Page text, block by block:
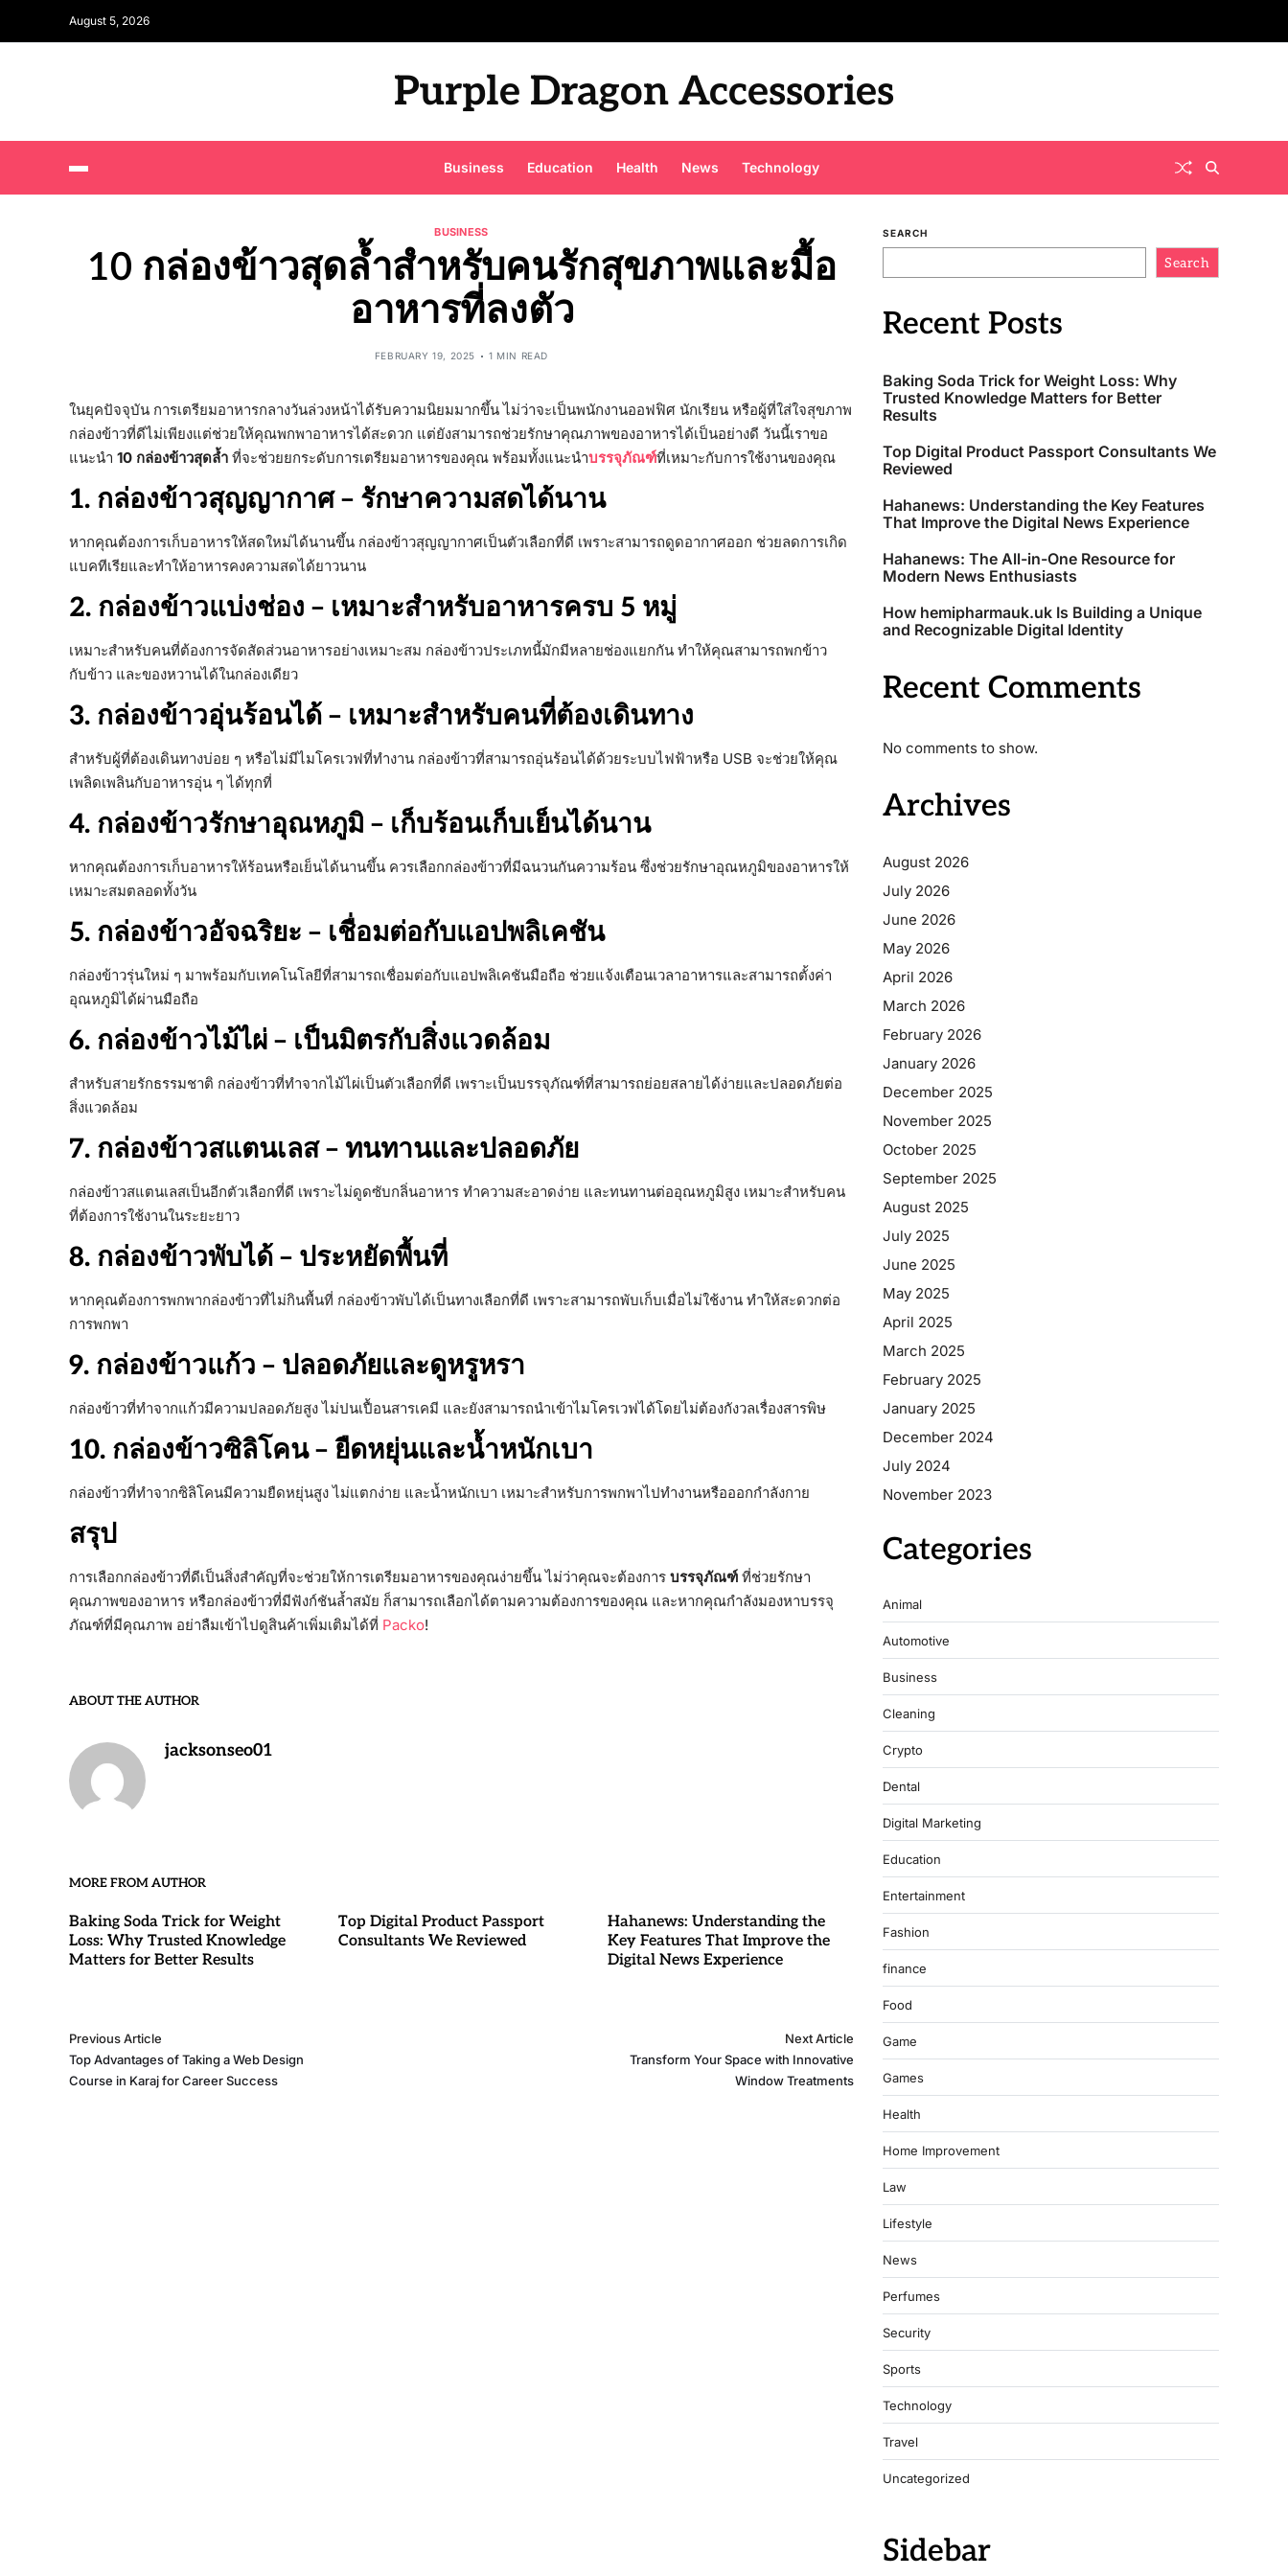
August 5, 2026
Purple Dragon Accessories
Business Education Health News Technology
BUSINESS
10 กล่องข้าวสุดล้ำสำหรับคนรักสุขภาพและมื้อ
อาหารที่ลงตัว
FEBRUARY 19, 2025 1 MIN READ
ในยุคปัจจุบัน การเตรียมอาหารกลางวันล่วงหน้าได้รับความนิยมมากขึ้น ไม่ว่าจะเป็นพนักงานออฟฟิศ นักเรียน หรือผู้ที่ใส่ใจสุขภาพ
กล่องข้าวที่ดีไม่เพียงแต่ช่วยให้คุณพกพาอาหารได้สะดวก แต่ยังสามารถช่วยรักษาคุณภาพของอาหารได้เป็นอย่างดี วันนี้เราขอ
แนะนำ 10 กล่องข้าวสุดล้ำ ที่จะช่วยยกระดับการเตรียมอาหารของคุณ พร้อมทั้งแนะนำบรรจุภัณฑ์ที่เหมาะกับการใช้งานของคุณ
1. กล่องข้าวสุญญากาศ – รักษาความสดได้นาน
หากคุณต้องการเก็บอาหารให้สดใหม่ได้นานขึ้น กล่องข้าวสุญญากาศเป็นตัวเลือกที่ดี เพราะสามารถดูดอากาศออก ช่วยลดการเกิด
แบคทีเรียและทำให้อาหารคงความสดได้ยาวนาน
2. กล่องข้าวแบ่งช่อง – เหมาะสำหรับอาหารครบ 5 หมู่
เหมาะสำหรับคนที่ต้องการจัดสัดส่วนอาหารอย่างเหมาะสม กล่องข้าวประเภทนี้มักมีหลายช่องแยกกัน ทำให้คุณสามารถพกข้าว
กับข้าว และของหวานได้ในกล่องเดียว
3. กล่องข้าวอุ่นร้อนได้ – เหมาะสำหรับคนที่ต้องเดินทาง
สำหรับผู้ที่ต้องเดินทางบ่อย ๆ หรือไม่มีไมโครเวฟที่ทำงาน กล่องข้าวที่สามารถอุ่นร้อนได้ด้วยระบบไฟฟ้าหรือ USB จะช่วยให้คุณ
เพลิดเพลินกับอาหารอุ่น ๆ ได้ทุกที่
4. กล่องข้าวรักษาอุณหภูมิ – เก็บร้อนเก็บเย็นได้นาน
หากคุณต้องการเก็บอาหารให้ร้อนหรือเย็นได้นานขึ้น ควรเลือกกล่องข้าวที่มีฉนวนกันความร้อน ซึ่งช่วยรักษาอุณหภูมิของอาหารให้
เหมาะสมตลอดทั้งวัน
5. กล่องข้าวอัจฉริยะ – เชื่อมต่อกับแอปพลิเคชัน
กล่องข้าวรุ่นใหม่ ๆ มาพร้อมกับเทคโนโลยีที่สามารถเชื่อมต่อกับแอปพลิเคชันมือถือ ช่วยแจ้งเตือนเวลาอาหารและสามารถตั้งค่า
อุณหภูมิได้ผ่านมือถือ
6. กล่องข้าวไม้ไผ่ – เป็นมิตรกับสิ่งแวดล้อม
สำหรับสายรักธรรมชาติ กล่องข้าวที่ทำจากไม้ไผ่เป็นตัวเลือกที่ดี เพราะเป็นบรรจุภัณฑ์ที่สามารถย่อยสลายได้ง่ายและปลอดภัยต่อ
สิ่งแวดล้อม
7. กล่องข้าวสแตนเลส – ทนทานและปลอดภัย
กล่องข้าวสแตนเลสเป็นอีกตัวเลือกที่ดี เพราะไม่ดูดซับกลิ่นอาหาร ทำความสะอาดง่าย และทนทานต่ออุณหภูมิสูง เหมาะสำหรับคน
ที่ต้องการใช้งานในระยะยาว
8. กล่องข้าวพับได้ – ประหยัดพื้นที่
หากคุณต้องการพกพากล่องข้าวที่ไม่กินพื้นที่ กล่องข้าวพับได้เป็นทางเลือกที่ดี เพราะสามารถพับเก็บเมื่อไม่ใช้งาน ทำให้สะดวกต่อ
การพกพา
9. กล่องข้าวแก้ว – ปลอดภัยและดูหรูหรา
กล่องข้าวที่ทำจากแก้วมีความปลอดภัยสูง ไม่ปนเปื้อนสารเคมี และยังสามารถนำเข้าไมโครเวฟได้โดยไม่ต้องกังวลเรื่องสารพิษ
10. กล่องข้าวซิลิโคน – ยืดหยุ่นและน้ำหนักเบา
กล่องข้าวที่ทำจากซิลิโคนมีความยืดหยุ่นสูง ไม่แตกง่าย และน้ำหนักเบา เหมาะสำหรับการพกพาไปทำงานหรือออกกำลังกาย
สรุป
การเลือกกล่องข้าวที่ดีเป็นสิ่งสำคัญที่จะช่วยให้การเตรียมอาหารของคุณง่ายขึ้น ไม่ว่าคุณจะต้องการ บรรจุภัณฑ์ ที่ช่วยรักษา
คุณภาพของอาหาร หรือกล่องข้าวที่มีฟังก์ชันล้ำสมัย ก็สามารถเลือกได้ตามความต้องการของคุณ และหากคุณกำลังมองหาบรรจุ
ภัณฑ์ที่มีคุณภาพ อย่าลืมเข้าไปดูสินค้าเพิ่มเติมได้ที่ Packo!
ABOUT THE AUTHOR
jacksonseo01
MORE FROM AUTHOR
Baking Soda Trick for Weight
Loss: Why Trusted Knowledge
Matters for Better Results
Top Digital Product Passport
Consultants We Reviewed
Hahanews: Understanding the
Key Features That Improve the
Digital News Experience
Previous Article
Top Advantages of Taking a Web Design
Course in Karaj for Career Success
Next Article
Transform Your Space with Innovative
Window Treatments
SEARCH
Search
Recent Posts
Baking Soda Trick for Weight Loss: Why
Trusted Knowledge Matters for Better
Results
Top Digital Product Passport Consultants We
Reviewed
Hahanews: Understanding the Key Features
That Improve the Digital News Experience
Hahanews: The All-in-One Resource for
Modern News Enthusiasts
How hemipharmauk.uk Is Building a Unique
and Recognizable Digital Identity
Recent Comments
No comments to show.
Archives
August 2026
July 2026
June 2026
May 2026
April 2026
March 2026
February 2026
January 2026
December 2025
November 2025
October 2025
September 2025
August 2025
July 2025
June 2025
May 2025
April 2025
March 2025
February 2025
January 2025
December 2024
July 2024
November 2023
Categories
Animal
Automotive
Business
Cleaning
Crypto
Dental
Digital Marketing
Education
Entertainment
Fashion
finance
Food
Game
Games
Health
Home Improvement
Law
Lifestyle
News
Perfumes
Security
Sports
Technology
Travel
Uncategorized
Sidebar